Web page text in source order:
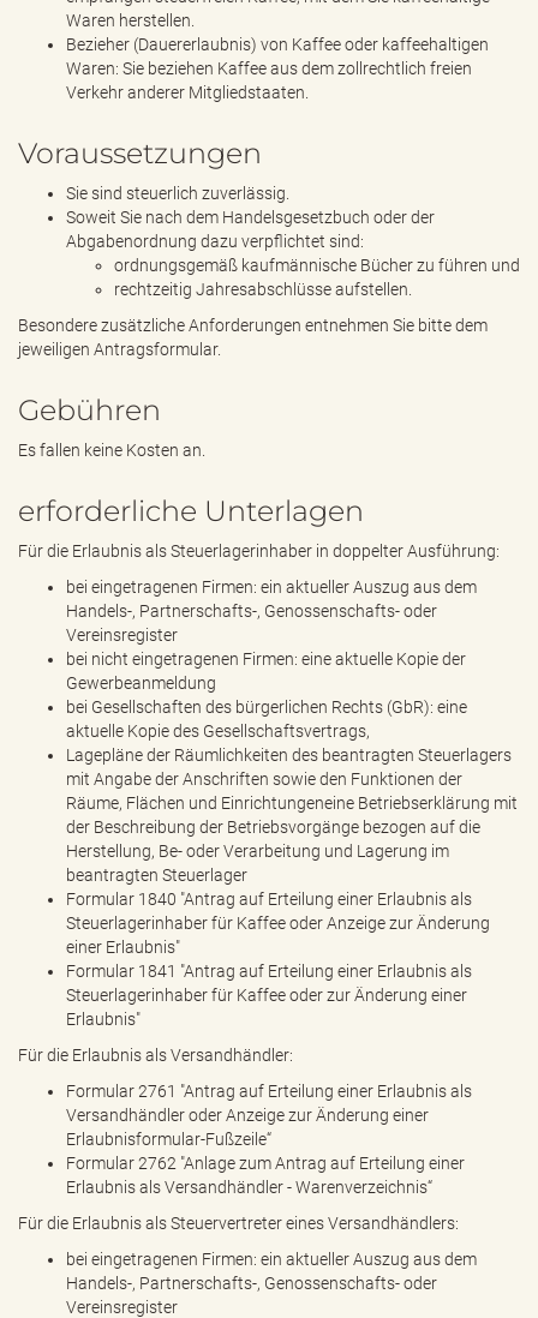
Waren herstellen.
Bezieher (Dauererlaubnis) von Kaffee oder kaffeehaltigen
Waren: Sie beziehen Kaffee aus dem zollrechtlich freien
Verkehr anderer Mitgliedstaaten.
Voraussetzungen
Sie sind steuerlich zuverlässig.
Soweit Sie nach dem Handelsgesetzbuch oder der
Abgabenordnung dazu verpflichtet sind:
ordnungsgemäß kaufmännische Bücher zu führen und
rechtzeitig Jahresabschlüsse aufstellen.
Besondere zusätzliche Anforderungen entnehmen Sie bitte dem
jeweiligen Antragsformular.
Gebühren
Es fallen keine Kosten an.
erforderliche Unterlagen
Für die Erlaubnis als Steuerlagerinhaber in doppelter Ausführung:
bei eingetragenen Firmen: ein aktueller Auszug aus dem
Handels-, Partnerschafts-, Genossenschafts- oder
Vereinsregister
bei nicht eingetragenen Firmen: eine aktuelle Kopie der
Gewerbeanmeldung
bei Gesellschaften des bürgerlichen Rechts (GbR): eine
aktuelle Kopie des Gesellschaftsvertrags,
Lagepläne der Räumlichkeiten des beantragten Steuerlagers
mit Angabe der Anschriften sowie den Funktionen der
Räume, Flächen und Einrichtungeneine Betriebserklärung mit
der Beschreibung der Betriebsvorgänge bezogen auf die
Herstellung, Be- oder Verarbeitung und Lagerung im
beantragten Steuerlager
Formular 1840 "Antrag auf Erteilung einer Erlaubnis als
Steuerlagerinhaber für Kaffee oder Anzeige zur Änderung
einer Erlaubnis"
Formular 1841 "Antrag auf Erteilung einer Erlaubnis als
Steuerlagerinhaber für Kaffee oder zur Änderung einer
Erlaubnis"
Für die Erlaubnis als Versandhändler:
Formular 2761 "Antrag auf Erteilung einer Erlaubnis als
Versandhändler oder Anzeige zur Änderung einer
Erlaubnisformular-Fußzeile“
Formular 2762 "Anlage zum Antrag auf Erteilung einer
Erlaubnis als Versandhändler - Warenverzeichnis“
Für die Erlaubnis als Steuervertreter eines Versandhändlers:
bei eingetragenen Firmen: ein aktueller Auszug aus dem
Handels-, Partnerschafts-, Genossenschafts- oder
Vereinsregister